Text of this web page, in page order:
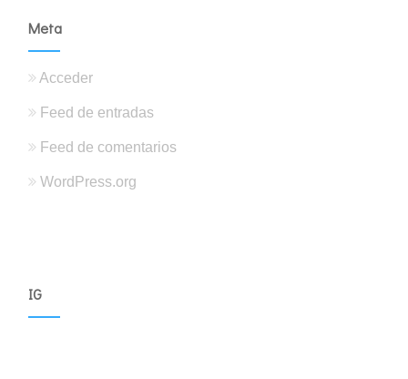
Meta
Acceder
Feed de entradas
Feed de comentarios
WordPress.org
IG